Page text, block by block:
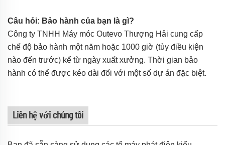
Câu hỏi: Bảo hành của bạn là gì?
Công ty TNHH Máy móc Outevo Thượng Hải cung cấp
chế độ bảo hành một năm hoặc 1000 giờ (tùy điều kiện
nào đến trước) kể từ ngày xuất xưởng. Thời gian bảo
hành có thể được kéo dài đối với một số dự án đặc biệt.
Liên hệ với chúng tôi